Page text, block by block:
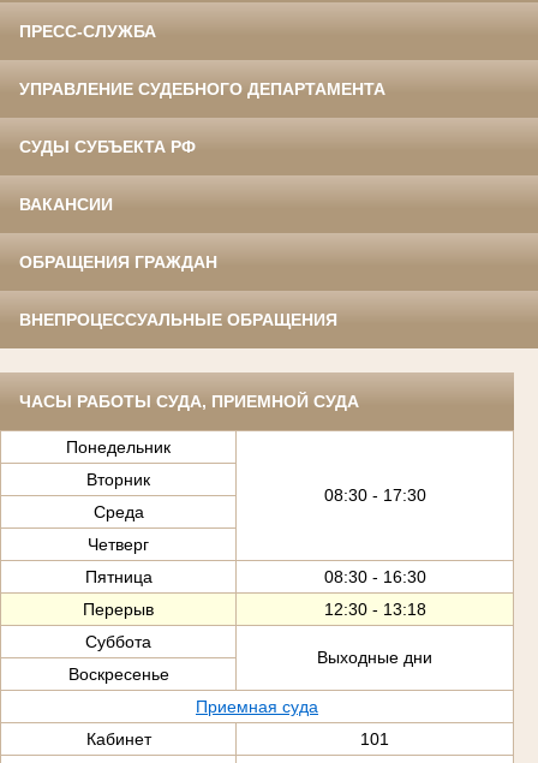
ПРЕСС-СЛУЖБА
УПРАВЛЕНИЕ СУДЕБНОГО ДЕПАРТАМЕНТА
СУДЫ СУБЪЕКТА РФ
ВАКАНСИИ
ОБРАЩЕНИЯ ГРАЖДАН
ВНЕПРОЦЕССУАЛЬНЫЕ ОБРАЩЕНИЯ
ЧАСЫ РАБОТЫ СУДА, ПРИЕМНОЙ СУДА
Понедельник
08:30 - 17:30
Вторник
Среда
Четверг
Пятница
08:30 - 16:30
Перерыв
12:30 - 13:18
Суббота
Выходные дни
Воскресенье
Приемная суда
Кабинет
101